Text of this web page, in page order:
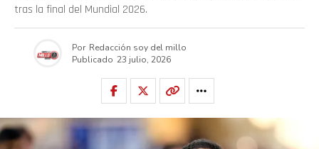
tras la final del Mundial 2026.
Por Redacción soy del millo
Publicado 23 julio, 2026